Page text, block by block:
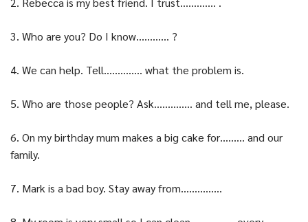
3. Who are you? Do I know………… ?
4. We can help. Tell………….. what the problem is.
5. Who are those people? Ask………….. and tell me, please.
6. On my birthday mum makes a big cake for……… and our
family.
7. Mark is a bad boy. Stay away from……………